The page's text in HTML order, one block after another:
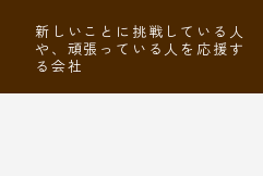
新しいことに挑戦している人
や、頑張っている人を応援す
る会社